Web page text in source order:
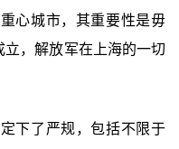
心城市，其重要性是毋
，解放军在上海的一切
下了严规，包括不限于